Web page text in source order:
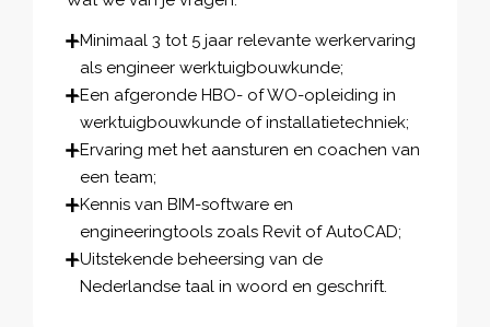
Minimaal 3 tot 5 jaar relevante werkervaring
als engineer werktuigbouwkunde;
Een afgeronde HBO- of WO-opleiding in
werktuigbouwkunde of installatietechniek;
Ervaring met het aansturen en coachen van
een team;
Kennis van BIM-software en
engineeringtools zoals Revit of AutoCAD;
Uitstekende beheersing van de
Nederlandse taal in woord en geschrift.